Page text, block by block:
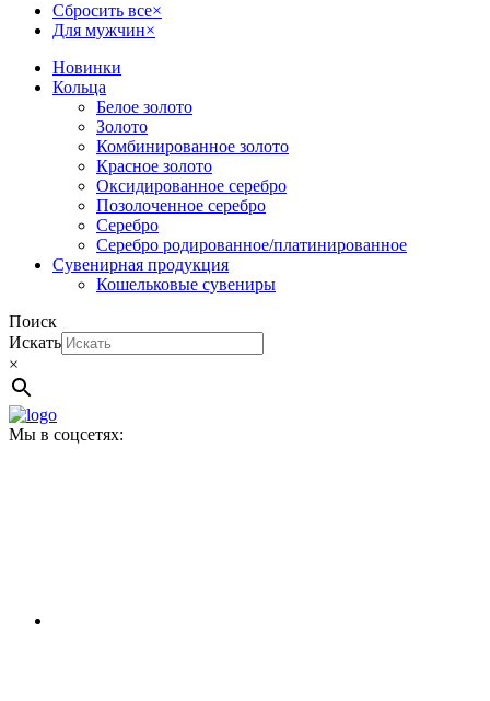
Сбросить все×
Для мужчин×
Новинки
Кольца
Белое золото
Золото
Комбинированное золото
Красное золото
Оксидированное серебро
Позолоченное серебро
Серебро
Серебро родированное/платинированное
Сувенирная продукция
Кошельковые сувениры
Поиск
Искать
×
Мы в соцсетях: